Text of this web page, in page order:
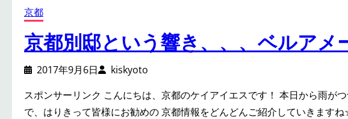
京都
京都別邸という響き、、、ベルアメ
2017年9月6日
kiskyoto
スポンサーリンク こんにちは、京都のケイアイエスです！ 本日から雨が
で、はりきって皆様にお勧めの 京都情報をどんどんご紹介していきます